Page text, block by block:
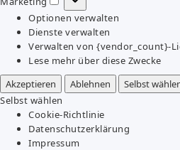
Marketing
Optionen verwalten
Dienste verwalten
Verwalten von {vendor_count}-
Lese mehr über diese Zwecke
Akzeptieren
Ablehnen Selbst
Selbst wählen
Cookie-Richtlinie
Datenschutzerklärung
Impressum